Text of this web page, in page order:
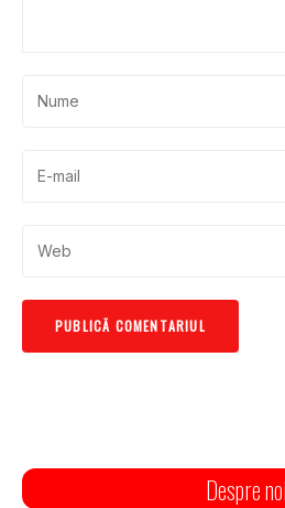
Despre noi